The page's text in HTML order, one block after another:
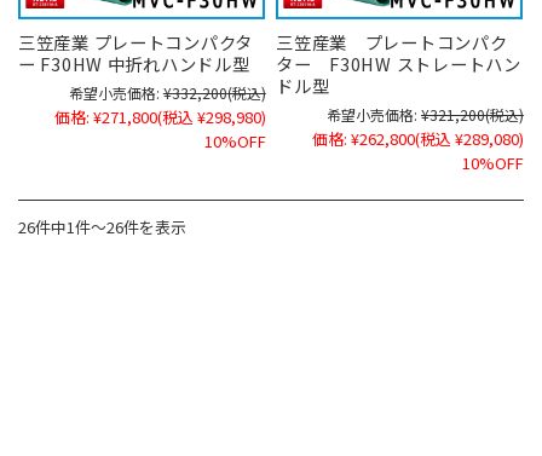
三笠産業 プレートコンパクタ
ー F30HW 中折れハンドル型
希望小売価格: ¥332,200(税込)
価格: ¥271,800(税込 ¥298,980)
10%OFF
三笠産業 プレートコンパク
ター F30HW ストレートハン
ドル型
希望小売価格: ¥321,200(税込)
価格: ¥262,800(税込 ¥289,080)
10%OFF
26件中1件～26件を表示